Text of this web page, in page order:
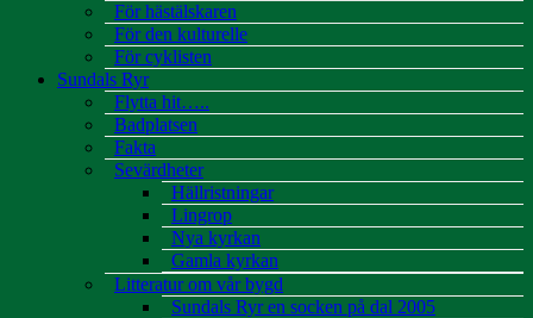
För hästälskaren
För den kulturelle
För cyklisten
Sundals Ryr
Flytta hit…..
Badplatsen
Fakta
Sevärdheter
Hällristningar
Lingrop
Nya kyrkan
Gamla kyrkan
Litteratur om vår bygd
Sundals Ryr en socken på dal 2005